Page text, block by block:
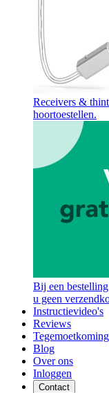
Receivers &
hoortoestellen.
Bij een
u geen
Instructievideo's
Reviews
Blog
Over ons
Inloggen
Contact